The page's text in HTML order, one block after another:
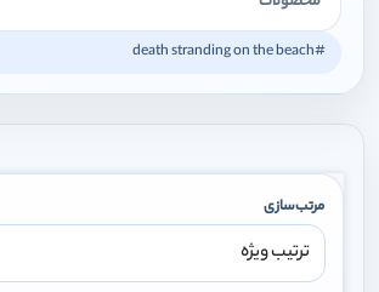
#death stranding on the beach
مرتب‌سازی